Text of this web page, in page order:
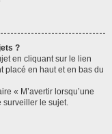
?
en cliquant sur le lien
placé en haut et en bas du
« M’avertir lorsqu’une
surveiller le sujet.